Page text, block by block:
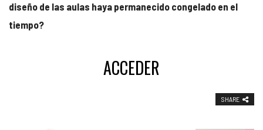
diseño de las aulas haya permanecido congelado en el
tiempo?
ACCEDER
SHARE